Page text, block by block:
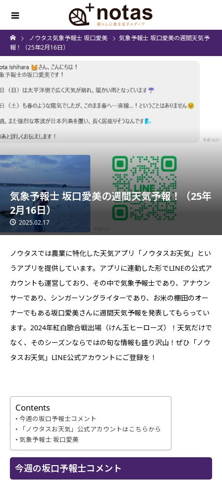
ノウタス気象予報士 坂口愛美
気象予報士 坂口愛美の週間天気予
報！（25年2月16日）
気象予報士 坂口愛美の週間天気予報！（25年
2月16日）
2025.02.17
ノウタスでは農業に特化した天気アプリ「ノウタスお天気」とい
うアプリを提供しています。アプリに連動した形でLINEの公式ア
カウントも運営しており、その中で気象予報士であり、アナウン
サーであり、シンガーソングライターであり、お米の棚田のオー
ナーでもある坂口愛美さんに週間天気予報を発表してもらってい
ます。2024年紅白歌合戦出場（けん玉ヒーローズ）！天気だけで
なく、そのシーズンならではの旬な情報も盛り沢山！ぜひ「ノウ
タスお天気」LINE公式アカウントにご登録を！
Contents
今週の坂口予報士コメント
「ノウタスお天気」公式アカウントはこちらから
気象予報士 坂口愛美
今週の坂口予報士コメント